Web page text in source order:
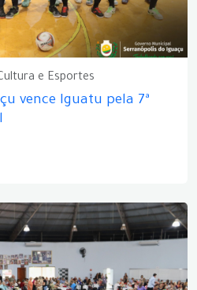
e Esportes
vence Iguatu pela 7ª